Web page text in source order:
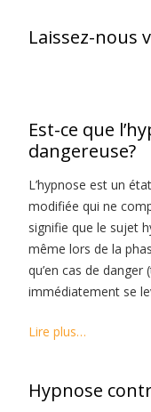
Laissez-nous
Est-ce que
dangereuse?
L’hypnose est un
modifiée qui ne
signifie que le sujet
même lors de la
qu’en cas de
immédiatement se
Lire plus…
Hypnose